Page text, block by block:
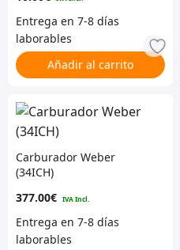
Añadir al carrito
Carburador Weber
(34ICH)
377.00€